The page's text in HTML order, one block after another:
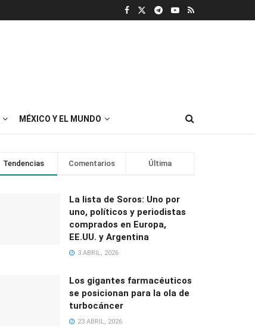
MÉXICO Y EL MUNDO
Tendencias Comentarios Última
La lista de Soros: Uno por
uno, políticos y periodistas
comprados en Europa,
EE.UU. y Argentina
3 ABRIL, 2026
Los gigantes farmacéuticos
se posicionan para la ola de
turbocáncer
23 ABRIL, 2026